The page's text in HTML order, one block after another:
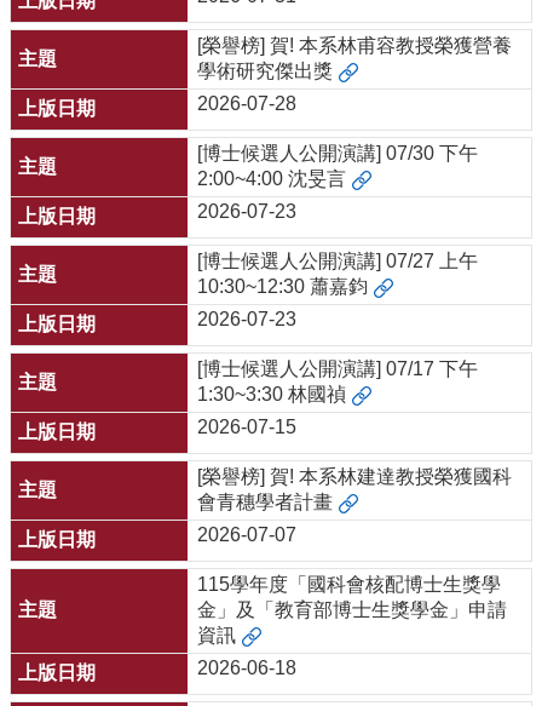
博
士
班
系
友
會
動
態
常
用
資
源
下
載
中
心
款
專
首
頁
[榮譽榜] 賀! 本系林甫容教授榮獲營養
學術研究傑出獎
2026-07-28
[博士候選人公開演講] 07/30 下午
2:00~4:00 沈旻言
2026-07-23
[博士候選人公開演講] 07/27 上午
10:30~12:30 蕭嘉鈞
2026-07-23
[博士候選人公開演講] 07/17 下午
1:30~3:30 林國禎
2026-07-15
[榮譽榜] 賀! 本系林建達教授榮獲國科
會青穗學者計畫
2026-07-07
115學年度「國科會核配博士生獎學
金」及「教育部博士生獎學金」申請
資訊
2026-06-18